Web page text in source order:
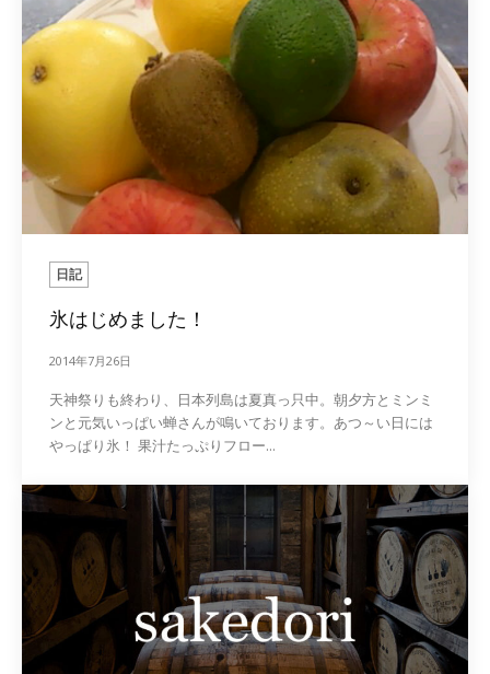
日記
氷はじめました！
2014年7月26日
天神祭りも終わり、日本列島は夏真っ只中。朝夕方とミンミ
ンと元気いっぱい蝉さんが鳴いております。あつ～い日には
やっぱり氷！ 果汁たっぷりフロー...